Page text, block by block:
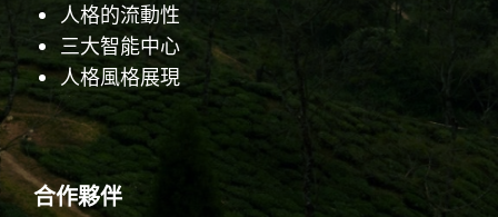
人格的流動性
三大智能中心
人格風格展現
合作夥伴